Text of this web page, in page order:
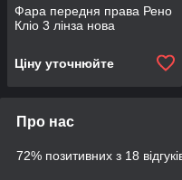
Фара передня права Рено
Кліо 3 лінза нова
Ціну уточнюйте
Про нас
72% позитивних з 18